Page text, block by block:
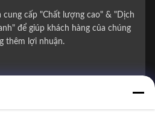
cung cấp "Chất lượng cao" & "Dịch
để giúp khách hàng của chúng
thêm lợi nhuận.